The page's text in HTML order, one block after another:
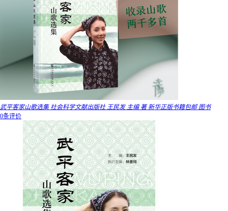
武平客家山歌选集 社会科学文献出版社 王民发 主编 著 新华正版书籍包邮 图书
0条评价